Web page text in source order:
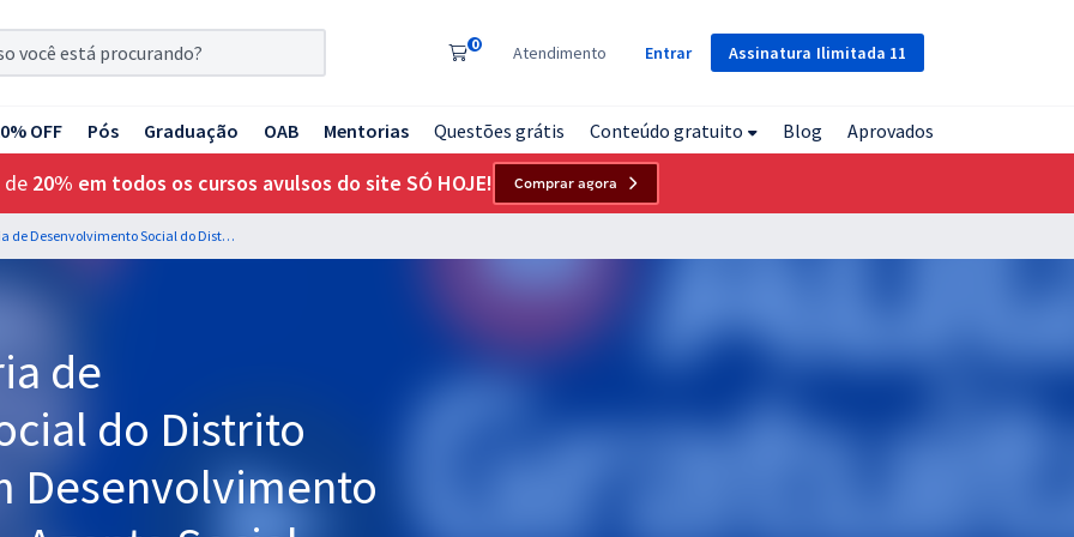
Assinatura Ilimitada 11
0 Atendimento Entrar
OFF Pós Graduação OAB Mentorias Questões grátis Conteúdo gratuito Blog Aprovados
de 20% em todos os cursos avulsos do site SÓ HOJE! Comprar agora
SEDES DF - Secretaria de Desenvolvimento Social do Distrito Federal - Técnico em Desenvolvimento e Assistência Social - Agente Social (Cargo 200) - Pós-edital
de
do Distrito
Desenvolvimento